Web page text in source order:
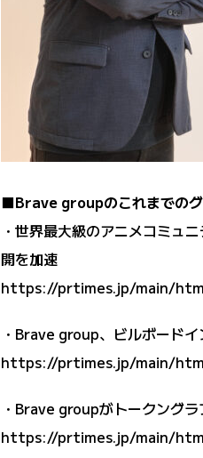
■Brave groupのこれまでのグ
・世界最大級のアニメコミュ
開を加速
https://prtimes.jp/main/
・Brave group、ビルボード
https://prtimes.jp/main/
・Brave groupがトークング
https://prtimes.jp/main/